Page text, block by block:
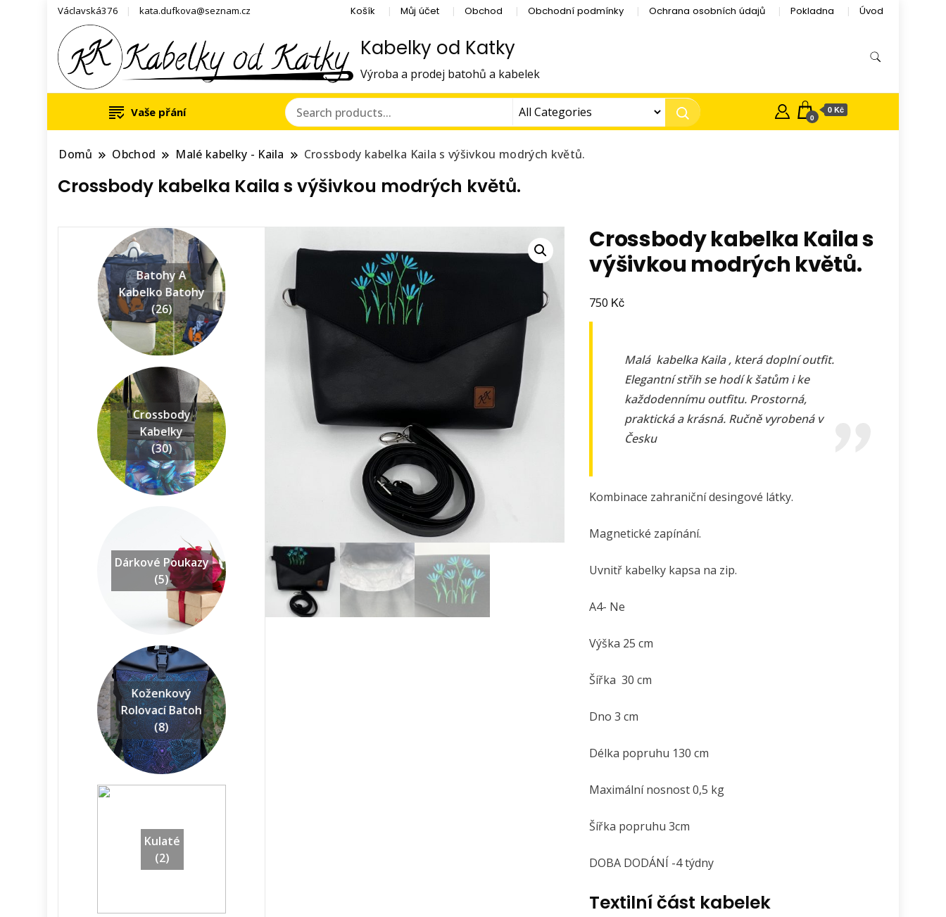
Václavská376 kata.dufkova@seznam.cz Košík Můj účet Obchod Obchodní podmínky Ochrana osobních údajů Pokladna Úvod
Kabelky od Katky
Výroba a prodej batohů a kabelek
Vaše přání 0
0 Kč
Domů Obchod Malé kabelky - Kaila Crossbody kabelka Kaila s výšivkou modrých květů.
Crossbody kabelka Kaila s výšivkou modrých květů.
Crossbody kabelka Kaila s
výšivkou modrých květů.
750 Kč
Malá kabelka Kaila , která doplní outfit.
Elegantní střih se hodí k šatům i ke
každodennímu outfitu. Prostorná,
praktická a krásná. Ručně vyrobená v
Česku
Kombinace zahraniční desingové látky.
Magnetické zapínání.
Uvnitř kabelky kapsa na zip.
A4- Ne
Výška 25 cm
Šířka 30 cm
Dno 3 cm
Délka popruhu 130 cm
Maximální nosnost 0,5 kg
Šířka popruhu 3cm
DOBA DODÁNÍ -4 týdny
Textilní část kabelek
Batohy A
Kabelko Batohy
(26)
Crossbody
Kabelky
(30)
Dárkové Poukazy
(5)
Koženkový
Rolovací Batoh
(8)
Kulaté
(2)